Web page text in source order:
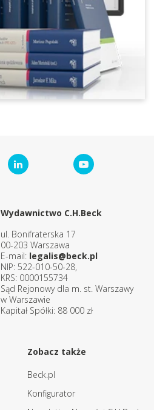
Wydawnictwo C.H.Beck
ul. Bonifraterska 17
00-203 Warszawa
E-mail: legalis@beck.pl
NIP: 522-010-50-28,
KRS: 0000155734
Sąd Rejonowy dla m. st. Warszawy
w Warszawie
Kapitał Spółki: 88 000 zł
Zobacz także
Beck.pl
Konfigurator